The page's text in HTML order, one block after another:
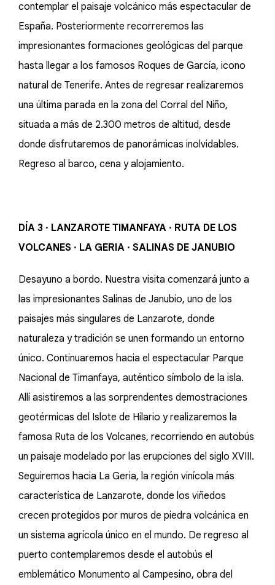
contemplar el paisaje volcánico más espectacular de
España. Posteriormente recorreremos las
impresionantes formaciones geológicas del parque
hasta llegar a los famosos Roques de García, icono
natural de Tenerife. Antes de regresar realizaremos
una última parada en la zona del Corral del Niño,
situada a más de 2.300 metros de altitud, desde
donde disfrutaremos de panorámicas inolvidables.
Regreso al barco, cena y alojamiento.
DÍA 3 · LANZAROTE TIMANFAYA · RUTA DE LOS
VOLCANES · LA GERIA · SALINAS DE JANUBIO
Desayuno a bordo. Nuestra visita comenzará junto a
las impresionantes Salinas de Janubio, uno de los
paisajes más singulares de Lanzarote, donde
naturaleza y tradición se unen formando un entorno
único. Continuaremos hacia el espectacular Parque
Nacional de Timanfaya, auténtico símbolo de la isla.
Allí asistiremos a las sorprendentes demostraciones
geotérmicas del Islote de Hilario y realizaremos la
famosa Ruta de los Volcanes, recorriendo en autobús
un paisaje modelado por las erupciones del siglo XVIII.
Seguiremos hacia La Geria, la región vinícola más
característica de Lanzarote, donde los viñedos
crecen protegidos por muros de piedra volcánica en
un sistema agrícola único en el mundo. De regreso al
puerto contemplaremos desde el autobús el
emblemático Monumento al Campesino, obra del